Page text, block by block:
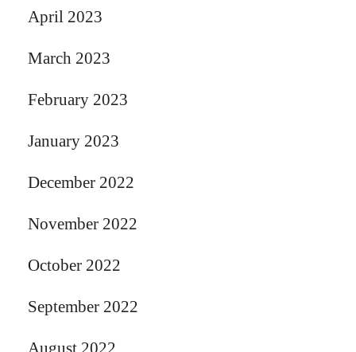
April 2023
March 2023
February 2023
January 2023
December 2022
November 2022
October 2022
September 2022
August 2022